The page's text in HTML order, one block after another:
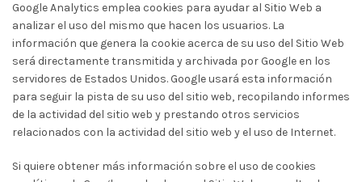
Google Analytics emplea cookies para ayudar al Sitio Web a
analizar el uso del mismo que hacen los usuarios. La
información que genera la cookie acerca de su uso del Sitio Web
será directamente transmitida y archivada por Google en los
servidores de Estados Unidos. Google usará esta información
para seguir la pista de su uso del sitio web, recopilando informes
de la actividad del sitio web y prestando otros servicios
relacionados con la actividad del sitio web y el uso de Internet.
Si quiere obtener más información sobre el uso de cookies